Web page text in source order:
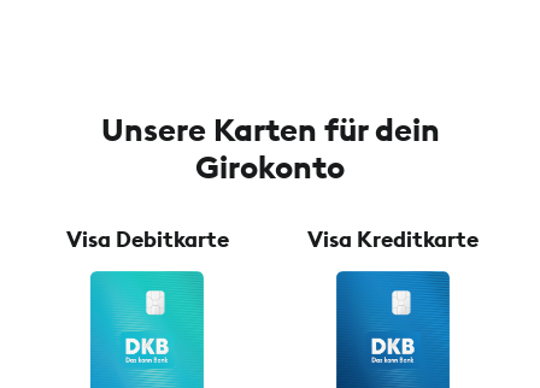
Unsere Karten für dein
Girokonto
Visa Debitkarte Visa Kreditkarte